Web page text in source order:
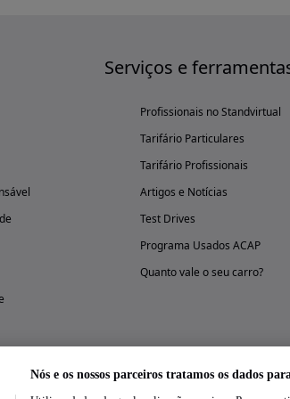
Serviços e
Profissionais no Standvirtual
Tarifário Particulares
Tarifário Profissionais
Artigos e Notícias
Test Drives
Programa Usados ACAP
Quanto vale o seu carro?
Nós e os nossos parceiros tratamos os dados